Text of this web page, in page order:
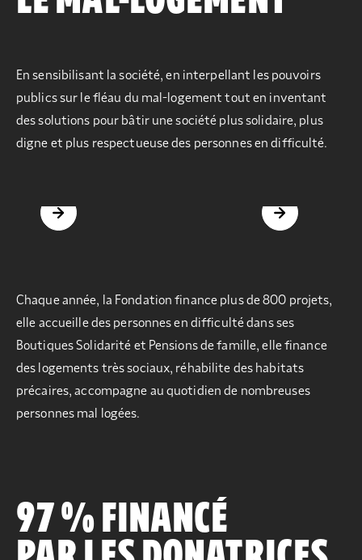
En sensibilisant la société, en interpellant les pouvoirs
publics sur le fléau du mal-logement tout en inventant
des solutions pour bâtir une société plus solidaire, plus
digne et plus respectueuse des personnes en difficulté.
Chaque année, la Fondation finance plus de 800 projets,
elle accueille des personnes en difficulté dans ses
Boutiques Solidarité et Pensions de famille, elle finance
des logements très sociaux, réhabilite des habitats
précaires, accompagne au quotidien de nombreuses
personnes mal logées.
97 % FINANCÉ